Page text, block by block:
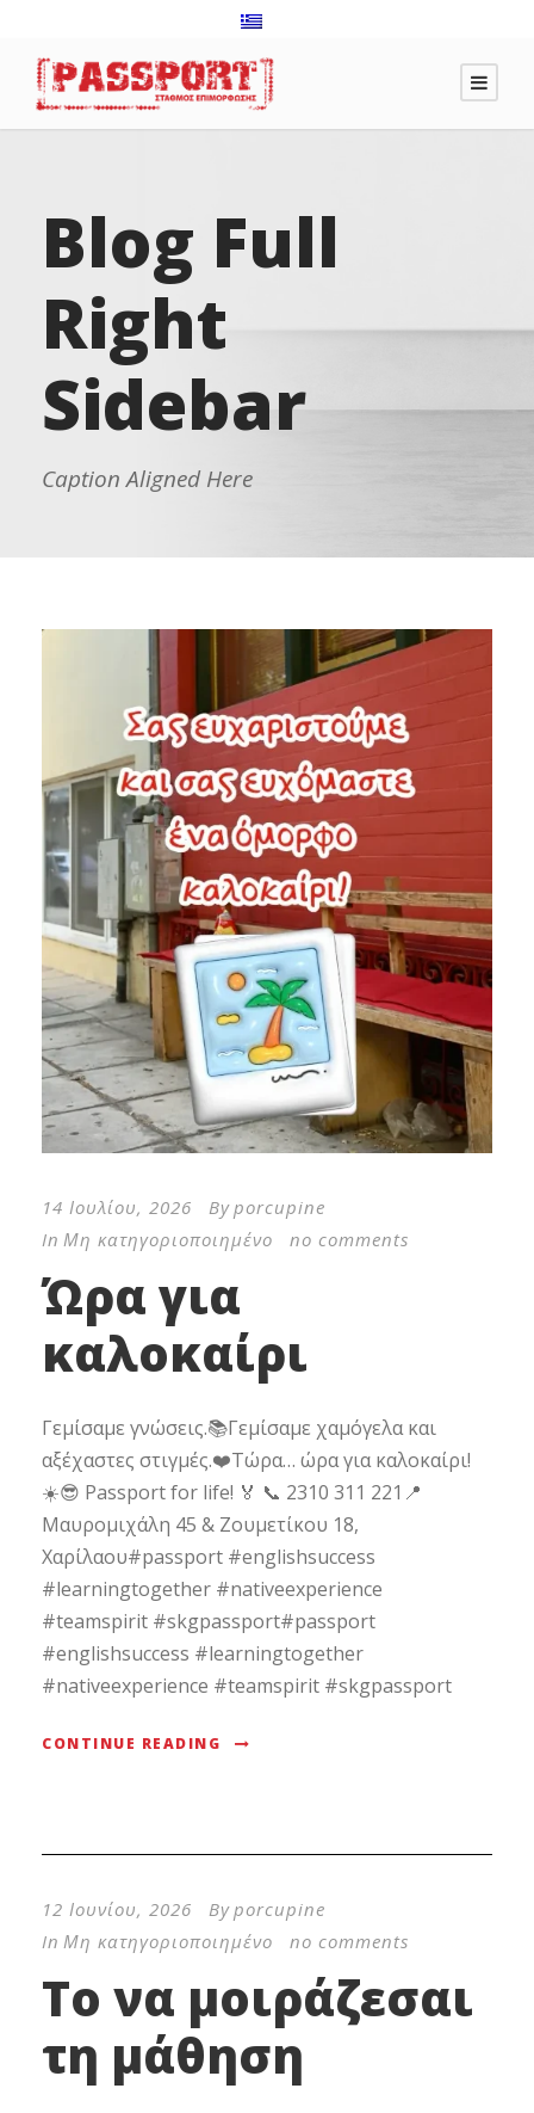
Blog Full
Right
Sidebar
Caption Aligned Here
14 Ιουλίου, 2026 By porcupine
In Μη κατηγοριοποιημένο no comments
Ώρα για
καλοκαίρι
Γεμίσαμε γνώσεις.📚Γεμίσαμε χαμόγελα και
αξέχαστες στιγμές.❤️Τώρα… ώρα για καλοκαίρι!
☀️😎 Passport for life! 🏅 📞 2310 311 221📍
Μαυρομιχάλη 45 & Ζουμετίκου 18,
Χαρίλαου#passport #englishsuccess
#learningtogether #nativeexperience
#teamspirit #skgpassport#passport
#englishsuccess #learningtogether
#nativeexperience #teamspirit #skgpassport
CONTINUE READING
12 Ιουνίου, 2026 Byporcupine
In Μη κατηγοριοποιημένο no comments
Το να μοιράζεσαι
τη μάθηση